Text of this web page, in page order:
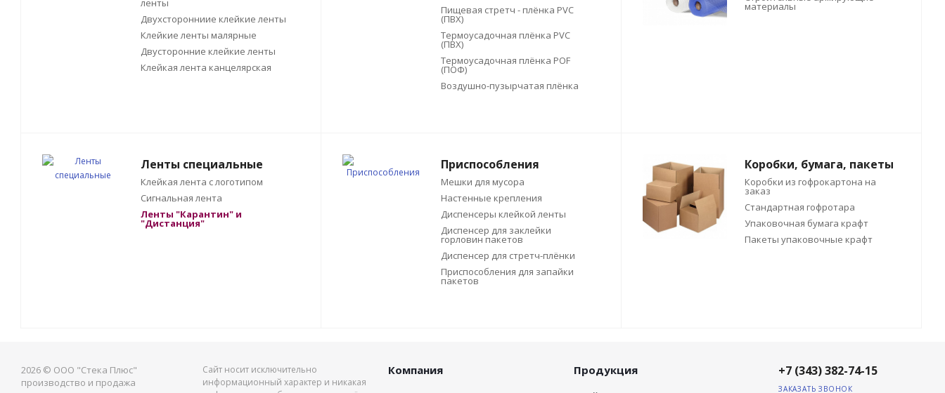
ленты
Двухсторонниие клейкие ленты
Клейкие ленты малярные
Двусторонние клейкие ленты
Клейкая лента канцелярская
Пищевая стретч - плёнка PVC
(ПВХ)
Термоусадочная плёнка PVC
(ПВХ)
Термоусадочная плёнка POF
(ПОФ)
Воздушно-пузырчатая плёнка
материалы
Ленты специальные
Клейкая лента с логотипом
Сигнальная лента
Ленты "Карантин" и
"Дистанция"
Приспособления
Мешки для мусора
Настенные крепления
Диспенсеры клейкой ленты
Диспенсер для заклейки
горловин пакетов
Диспенсер для стретч-плёнки
Приспособления для запайки
пакетов
Коробки, бумага, пакеты
Коробки из гофрокартона на
заказ
Стандартная гофротара
Упаковочная бумага крафт
Пакеты упаковочные крафт
2026 © ООО "Стека Плюс"
производство и продажа
Сайт носит исключительно
информационный характер и никакая
Компания
Продукция
+7 (343) 382-74-15
ЗАКАЗАТЬ ЗВОНОК